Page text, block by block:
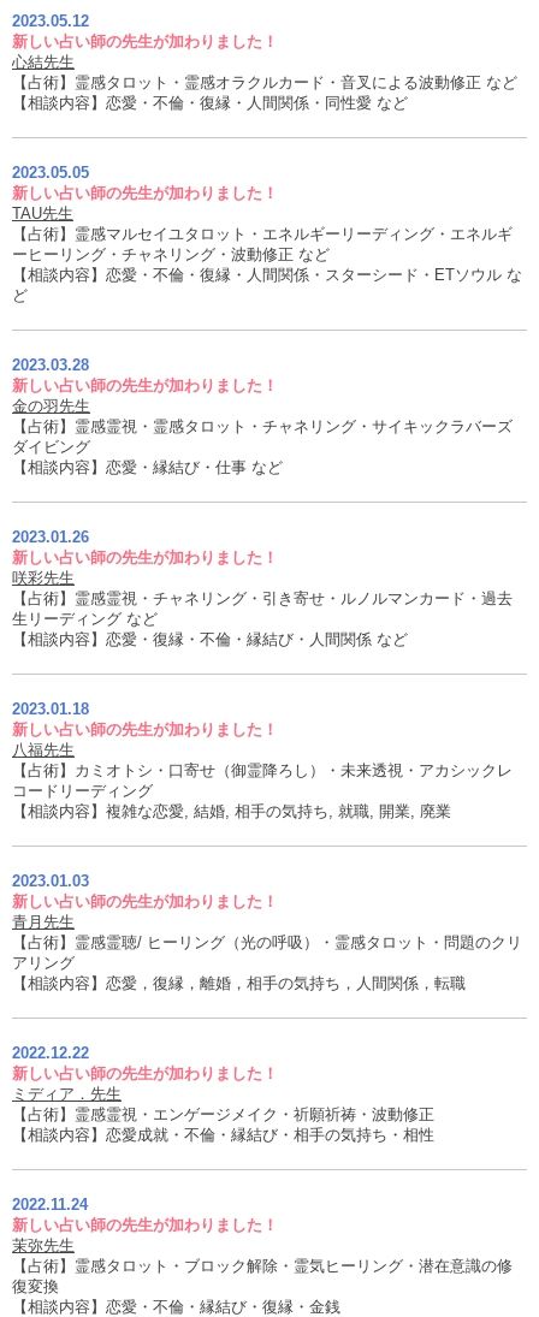
2023.05.12
新しい占い師の先生が加わりました！
心結先生
【占術】霊感タロット・霊感オラクルカード・音叉による波動修正 など
【相談内容】恋愛・不倫・復縁・人間関係・同性愛 など
2023.05.05
新しい占い師の先生が加わりました！
TAU先生
【占術】霊感マルセイユタロット・エネルギーリーディング・エネルギ
ーヒーリング・チャネリング・波動修正 など
【相談内容】恋愛・不倫・復縁・人間関係・スターシード・ETソウル な
ど
2023.03.28
新しい占い師の先生が加わりました！
金の羽先生
【占術】霊感霊視・霊感タロット・チャネリング・サイキックラバーズ
ダイビング
【相談内容】恋愛・縁結び・仕事 など
2023.01.26
新しい占い師の先生が加わりました！
咲彩先生
【占術】霊感霊視・チャネリング・引き寄せ・ルノルマンカード・過去
生リーディング など
【相談内容】恋愛・復縁・不倫・縁結び・人間関係 など
2023.01.18
新しい占い師の先生が加わりました！
八福先生
【占術】カミオトシ・口寄せ（御霊降ろし）・未来透視・アカシックレ
コードリーディング
【相談内容】複雑な恋愛, 結婚, 相手の気持ち, 就職, 開業, 廃業
2023.01.03
新しい占い師の先生が加わりました！
青月先生
【占術】霊感霊聴/ ヒーリング（光の呼吸）・霊感タロット・問題のクリ
アリング
【相談内容】恋愛，復縁，離婚，相手の気持ち，人間関係，転職
2022.12.22
新しい占い師の先生が加わりました！
ミディア．先生
【占術】霊感霊視・エンゲージメイク・祈願祈祷・波動修正
【相談内容】恋愛成就・不倫・縁結び・相手の気持ち・相性
2022.11.24
新しい占い師の先生が加わりました！
茉弥先生
【占術】霊感タロット・ブロック解除・霊気ヒーリング・潜在意識の修
復変換
【相談内容】恋愛・不倫・縁結び・復縁・金銭